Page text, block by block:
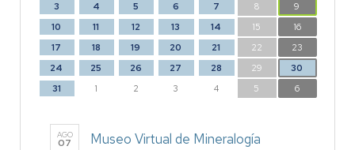
3
4 5 6 7 8
9
10
11 12 13 14 15
16
17
18 19 20 21 22
23
24
25 26 27 28 29
30
31
1 2 3 4 5 6
AGO
07 Museo Virtual de Mineralogía